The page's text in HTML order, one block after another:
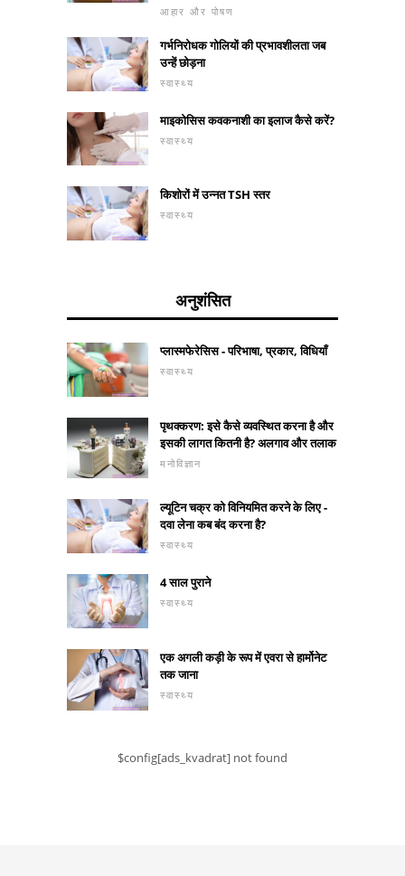
आहार और पोषण
गर्भनिरोधक गोलियों की प्रभावशीलता जब
उन्हें छोड़ना
स्वास्थ्य
माइकोसिस कवकनाशी का इलाज कैसे करें?
स्वास्थ्य
किशोरों में उन्नत TSH स्तर
स्वास्थ्य
अनुशंसित
प्लास्मफेरेसिस - परिभाषा, प्रकार, विधियाँ
स्वास्थ्य
पृथक्करण: इसे कैसे व्यवस्थित करना है और
इसकी लागत कितनी है? अलगाव और तलाक
मनोविज्ञान
ल्यूटिन चक्र को विनियमित करने के लिए -
दवा लेना कब बंद करना है?
स्वास्थ्य
4 साल पुराने
स्वास्थ्य
एक अगली कड़ी के रूप में एवरा से हार्मोनेट
तक जाना
स्वास्थ्य
$config[ads_kvadrat] not found